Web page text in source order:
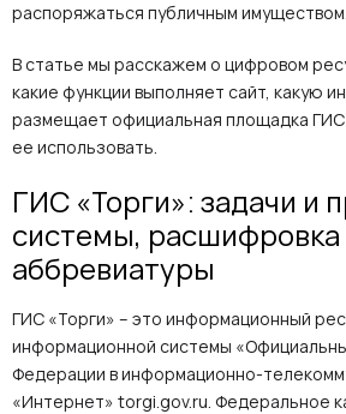
распоряжаться публичным имуществом.
В статье мы расскажем о цифровом
какие функции выполняет сайт, какую
размещает официальная площадка
ее использовать.
ГИС «Торги»: задачи и
системы, расшифровка
аббревиатуры
ГИС «Торги» – это информационный
информационной системы
Федерации в информационно-
«Интернет» torgi.gov.ru. Федеральное